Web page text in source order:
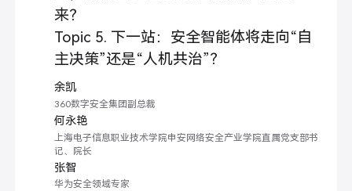
来？
Topic 5. 下一站：安全智能体将走向“自
主决策”还是“人机共治”？
余凯
360数字安全集团副总裁
何永艳
上海电子信息职业技术学院申安网络安全产业学院直属党支部书
记、院长
张智
华为安全领域专家